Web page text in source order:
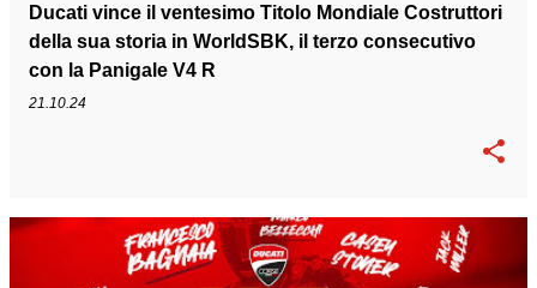
Ducati vince il ventesimo Titolo Mondiale Costruttori
della sua storia in WorldSBK, il terzo consecutivo
con la Panigale V4 R
21.10.24